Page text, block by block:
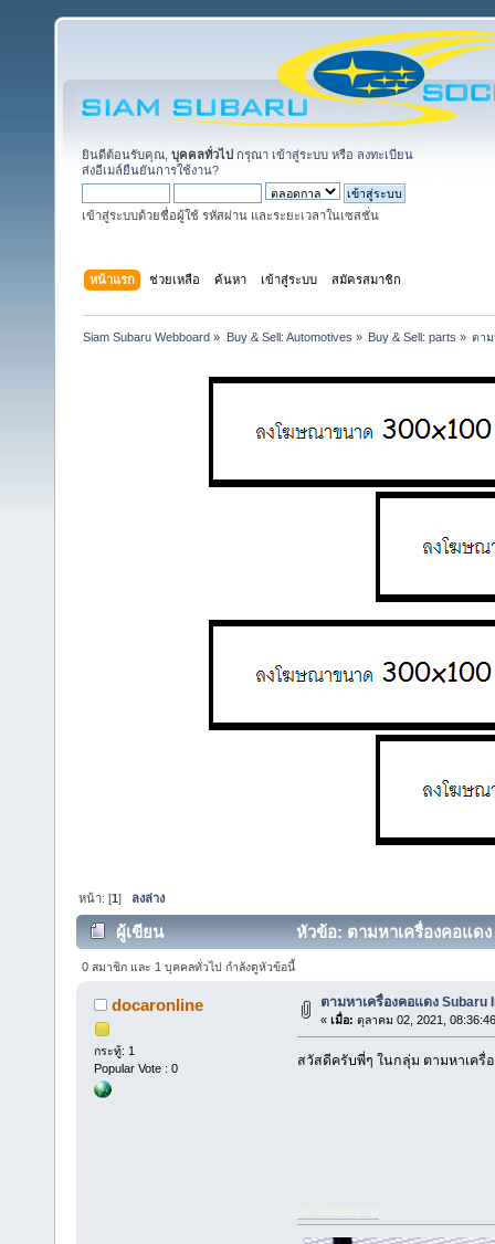
ยินดีต้อนรับคุณ, บุคคลทั่วไป กรุณา เข้าสู่ระบบ หรือ ลงทะเบียน
ส่งอีเมล์ยืนยันการใช้งาน?
เข้าสู่ระบบด้วยชื่อผู้ใช้ รหัสผ่าน และระยะเวลาในเซสชั่น
หน้าแรก ช่วยเหลือ ค้นหา เข้าสู่ระบบ สมัครสมาชิก
Siam Subaru Webboard » Buy & Sell: Automotives » Buy & Sell: parts » ตาม
หน้า: [1] ลงล่าง
ผู้เขียน หัวข้อ: ตามหาเครื่องคอแด
0 สมาชิก และ 1 บุคคลทั่วไป กำลังดูหัวข้อนี้
docaronline
กระทู้: 1
Popular Vote : 0
ตามหาเครื่องคอแดง Subaru
« เมื่อ: ตุลาคม 02, 2021,
สวัสดีครับพี่ๆ ในกลุ่ม ตามหาเครื่